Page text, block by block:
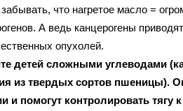
что нагретое масло =
А ведь канцерогены
опухолей.
детей сложными углеводами
из твердых сортов пшеницы).
и помогут контролировать тягу